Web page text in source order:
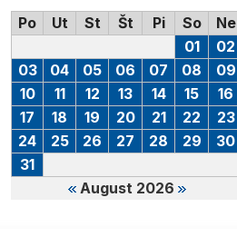
Po
Ut St Št Pi So Ne
August 2026
01
02
03
04 05 06 07 08
09
10
11 12 13 14 15
16
17
18 19 20 21 22
23
24
25 26 27 28 29
30
31